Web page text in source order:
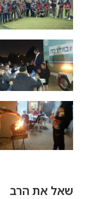
שאל את הרב